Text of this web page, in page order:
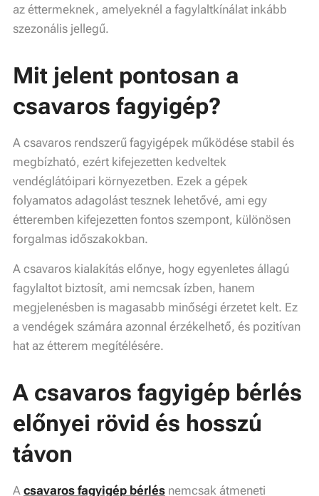
az éttermeknek, amelyeknél a fagylaltkínálat inkább
szezonális jellegű.
Mit jelent pontosan a
csavaros fagyigép?
A csavaros rendszerű fagyigépek működése stabil és
megbízható, ezért kifejezetten kedveltek
vendéglátóipari környezetben. Ezek a gépek
folyamatos adagolást tesznek lehetővé, ami egy
étteremben kifejezetten fontos szempont, különösen
forgalmas időszakokban.
A csavaros kialakítás előnye, hogy egyenletes állagú
fagylaltot biztosít, ami nemcsak ízben, hanem
megjelenésben is magasabb minőségi érzetet kelt. Ez
a vendégek számára azonnal érzékelhető, és pozitívan
hat az étterem megítélésére.
A csavaros fagyigép bérlés
előnyei rövid és hosszú
távon
A csavaros fagyigép bérlés nemcsak átmeneti